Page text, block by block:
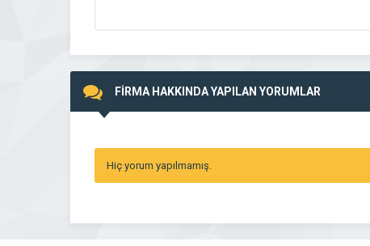
FİRMA HAKKINDA YAPILAN YORUMLAR
Hiç yorum yapılmamış.